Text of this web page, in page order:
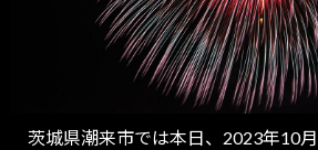
茨城県潮来市では本日、2023年10